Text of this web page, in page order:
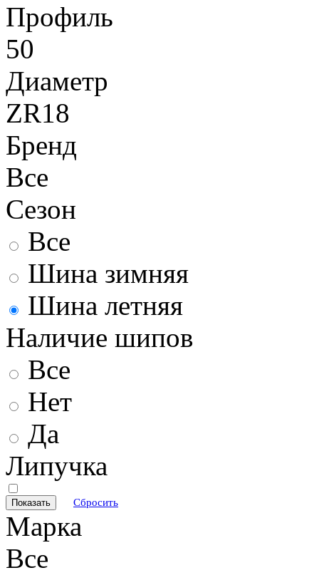
Профиль
50
Диаметр
ZR18
Бренд
Все
Сезон
Все
Шина зимняя
Шина летняя
Наличие шипов
Все
Нет
Да
Липучка
Сбросить
Марка
Все